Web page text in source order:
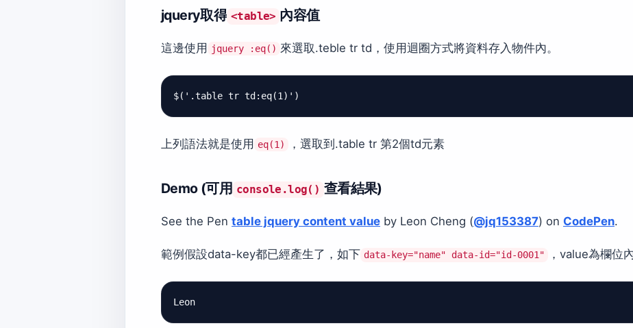
jquery取得 <table> 內容值
這邊使用 jquery :eq() 來選取.teble tr td，使用迴圈方式將資料存入物件內。
上列語法就是使用 eq(1) ，選取到.table tr 第2個td元素
Demo (可用 console.log() 查看結果)
See the Pen table jquery content value by Leon Cheng (@jq153387) on CodePen.
範例假設data-key都已經產生了，如下 data-key="name" data-id="id-0001" ，value為欄位